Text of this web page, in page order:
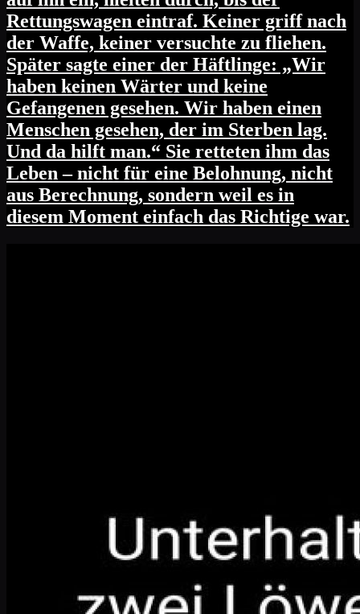
Rettungswagen eintraf. Keiner griff nach
der Waffe, keiner versuchte zu fliehen.
Später sagte einer der Häftlinge: „Wir
haben keinen Wärter und keine
Gefangenen gesehen. Wir haben einen
Menschen gesehen, der im Sterben lag.
Und da hilft man.“ Sie retteten ihm das
Leben – nicht für eine Belohnung, nicht
aus Berechnung, sondern weil es in
diesem Moment einfach das Richtige war.